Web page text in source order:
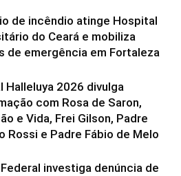
de incêndio atinge Hospital
do Ceará e mobiliza
de emergência em Fortaleza
Halleluya 2026 divulga
com Rosa de Saron,
e Vida, Frei Gilson, Padre
Rossi e Padre Fábio de Melo
investiga denúncia de